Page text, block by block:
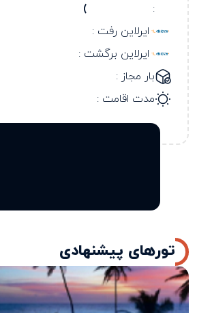
:
)
ایرلاین رفت :
ایرلاین برگشت :
بار مجاز :
مدت اقامت :
تورهای پیشنهادی